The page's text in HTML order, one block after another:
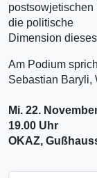
die politische
Dimension
Am Podium
Sebastian Baryli,
Mi. 22.
19.00 Uhr
OKAZ,